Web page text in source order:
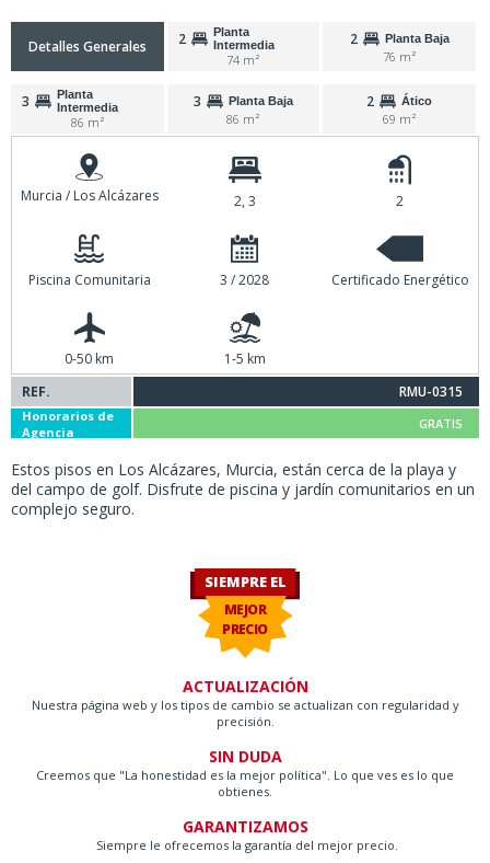
Detalles Generales 2
Planta
Intermedia
74 m²
2 Planta Baja
76 m²
3
Planta
Intermedia
86 m²
3 Planta Baja
86 m²
2 Ático
69 m²
Murcia / Los Alcázares 2, 3 2
Piscina Comunitaria 3 / 2028 Certificado Energético
0-50 km
1-5 km
REF.
RMU-0315
Honorarios de
Agencia
GRATIS
Estos pisos en Los Alcázares, Murcia, están cerca de la playa y
del campo de golf. Disfrute de piscina y jardín comunitarios en un
complejo seguro.
SIEMPRE EL
MEJOR
PRECIO
ACTUALIZACIÓN
Nuestra página web y los tipos de cambio se actualizan con regularidad y
precisión.
SIN DUDA
Creemos que "La honestidad es la mejor política". Lo que ves es lo que
obtienes.
GARANTIZAMOS
Siempre le ofrecemos la garantía del mejor precio.